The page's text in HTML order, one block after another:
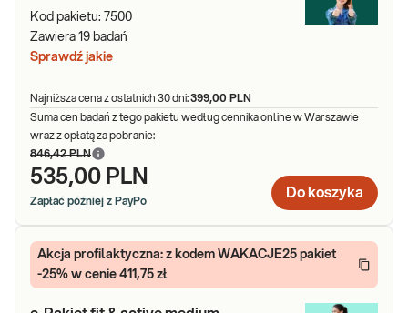
Kod pakietu: 7500
Zawiera 19 badań
Sprawdź jakie
Najniższa cena z ostatnich 30 dni:399,00 PLN
Suma cen badań z tego pakietu według cennika online w Warszawie
wraz z opłatą za pobranie:
846,42 PLN
535,00 PLN
Zapłać później z PayPo
Do koszyka
Akcja profilaktyczna: z kodem WAKACJE25 pakiet
-25% w cenie 411,75 zł